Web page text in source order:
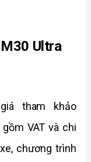
Ultra
tham khảo
VAT và chi
chương trình